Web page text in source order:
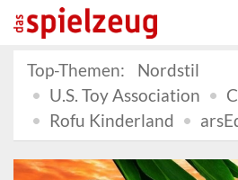
Top-Themen:
Nordstil
U.S. Toy Association
Rofu Kinderland